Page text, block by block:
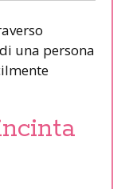
una persona